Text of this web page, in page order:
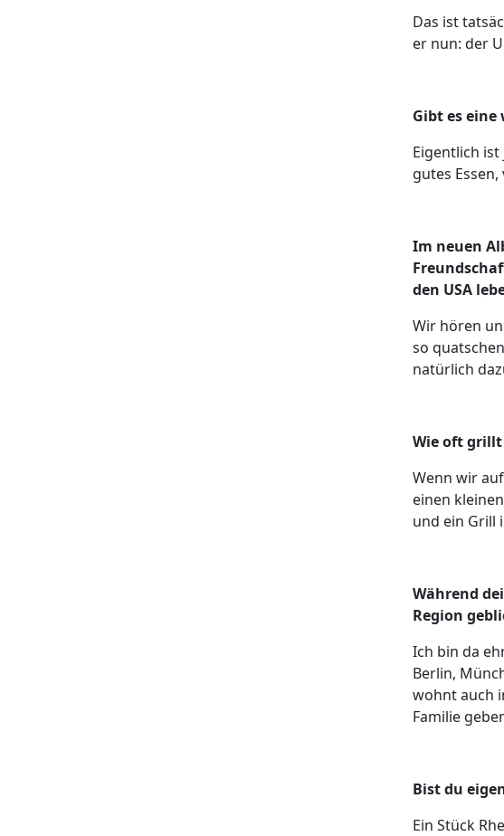
Das ist
er nun: der
Gibt es
Eigentlich
gutes
Im neuen
den USA
Wir hören
so
natürlich
Wie oft grillt
Wenn wir
einen
und ein Grill
Während
Region
Ich bin da
Berlin,
wohnt auch
Familie
Bist du
Ein Stück